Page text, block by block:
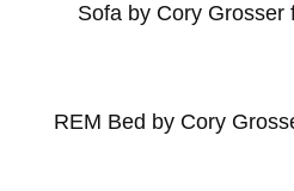
Sofa by Cory Grosser
REM Bed by Cory